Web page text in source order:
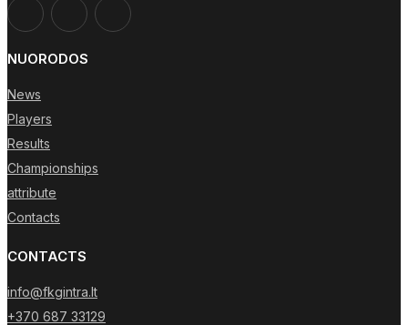
NUORODOS
News
Players
Results
Championships
attribute
Contacts
CONTACTS
info@fkgintra.lt
+370 687 33129